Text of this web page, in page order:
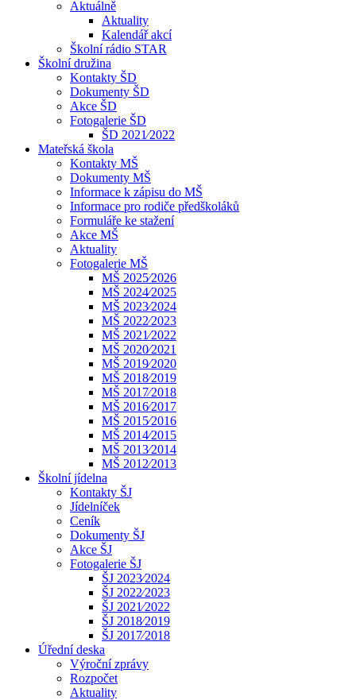
Aktuálně
Aktuality
Kalendář akcí
Školní rádio STAR
Školní družina
Kontakty ŠD
Dokumenty ŠD
Akce ŠD
Fotogalerie ŠD
ŠD 2021⁄2022
Mateřská škola
Kontakty MŠ
Dokumenty MŠ
Informace k zápisu do MŠ
Informace pro rodiče předškoláků
Formuláře ke stažení
Akce MŠ
Aktuality
Fotogalerie MŠ
MŠ 2025⁄2026
MŠ 2024⁄2025
MŠ 2023⁄2024
MŠ 2022⁄2023
MŠ 2021⁄2022
MŠ 2020⁄2021
MŠ 2019⁄2020
MŠ 2018⁄2019
MŠ 2017⁄2018
MŠ 2016⁄2017
MŠ 2015⁄2016
MŠ 2014⁄2015
MŠ 2013⁄2014
MŠ 2012⁄2013
Školní jídelna
Kontakty ŠJ
Jídelníček
Ceník
Dokumenty ŠJ
Akce ŠJ
Fotogalerie ŠJ
ŠJ 2023⁄2024
ŠJ 2022⁄2023
ŠJ 2021⁄2022
ŠJ 2018⁄2019
ŠJ 2017⁄2018
Úřední deska
Výroční zprávy
Rozpočet
Aktuality